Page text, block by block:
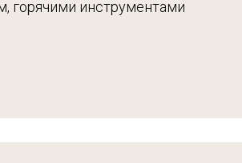
горячими инструментами